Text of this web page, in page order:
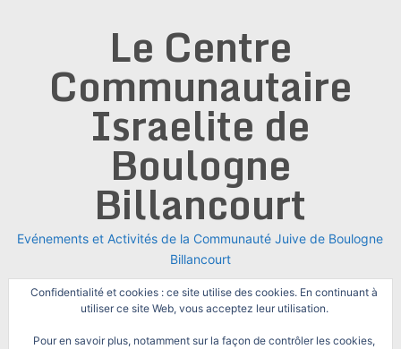
Le Centre
Communautaire
Israelite de
Boulogne
Billancourt
Evénements et Activités de la Communauté Juive de Boulogne
Billancourt
Confidentialité et cookies : ce site utilise des cookies. En continuant à
utiliser ce site Web, vous acceptez leur utilisation.
Pour en savoir plus, notamment sur la façon de contrôler les cookies,